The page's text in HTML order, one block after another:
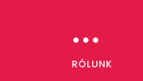
…
RÓLUNK